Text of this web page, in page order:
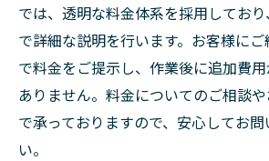
では、透明な料金体系を採用してお
で詳細な説明を行います。お客様に
で料金をご提示し、作業後に追加費
ありません。料金についてのご相談
で承っておりますので、安心してお
い。